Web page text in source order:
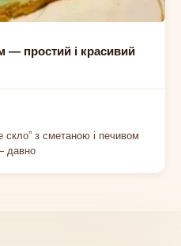
— простий і красивий
скло” з сметаною і печивом
давно